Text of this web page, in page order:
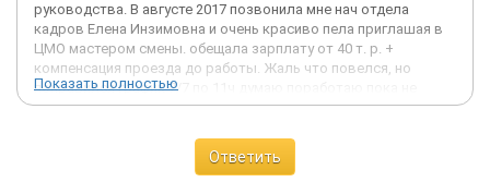
руководства. В августе 2017 позвонила мне нач отдела
кадров Елена Инзимовна и очень красиво пела приглашая в
ЦМО мастером смены. обещала зарплату от 40 т. р. +
компенсация проезда до работы. Жаль что повелся, но
понравился график 7/7 по 11ч думаю поработаю пока не
найду что получше. Цех находится в пос. Бобровский. Пришел
текучка! На заводе работает 720 человек, а в год увольняется
750!!!!! Чтобы устроиться надо пройти медкомиссию 2500р.
Показать полностью
Ответить